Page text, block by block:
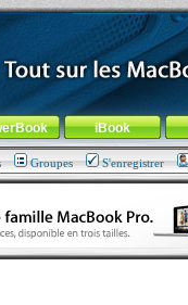
au menu de la rubrique
iBook
Groupes S'enregistrer